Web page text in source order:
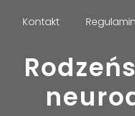
Kontakt